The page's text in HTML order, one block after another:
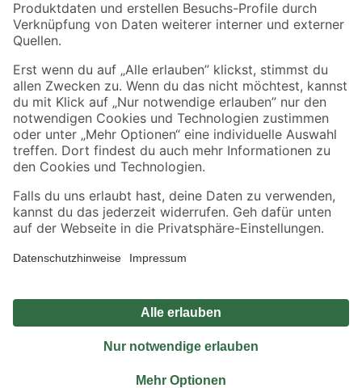
Sicher einkaufen
Jetzt die toom-App herunterladen
Alle Preisangaben in EUR inkl. gesetzl. MwSt.. Die dargestellten Angebote sind unter
Umständen nicht in allen Märkten verfügbar. Die angegebenen Verfügbarkeiten beziehen
Produkte nur solange der Vorrat reicht.
*Paketversand ab 59 € versandkostenfrei, gilt nicht für Artikel mit Speditionsversand, hier
Privatsphäre Impressum
Nutzungsbedingungen
Widerrufsrecht
Vertrag widerrufen
© 2026 toom Baumarkt GmbH